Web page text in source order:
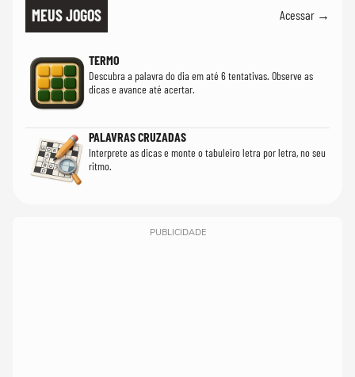
MEUS JOGOS Acessar →
TERMO
Descubra a palavra do dia em até 6 tentativas. Observe as
dicas e avance até acertar.
PALAVRAS CRUZADAS
Interprete as dicas e monte o tabuleiro letra por letra, no seu
ritmo.
PUBLICIDADE